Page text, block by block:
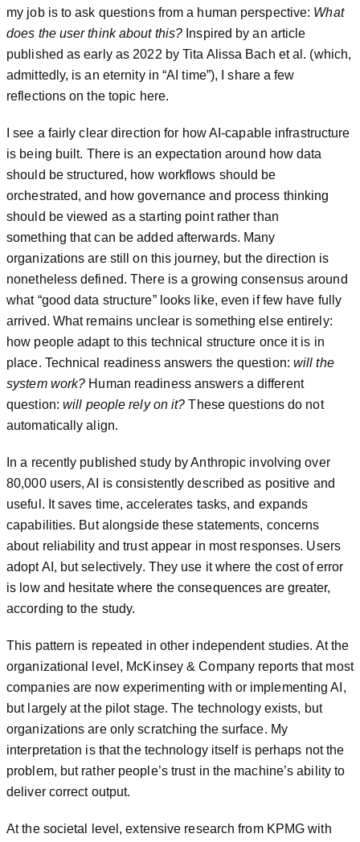
my job is to ask questions from a human perspective: What
does the user think about this? Inspired by an article
published as early as 2022 by Tita Alissa Bach et al. (which,
admittedly, is an eternity in “AI time”), I share a few
reflections on the topic here.
I see a fairly clear direction for how AI-capable infrastructure
is being built. There is an expectation around how data
should be structured, how workflows should be
orchestrated, and how governance and process thinking
should be viewed as a starting point rather than
something that can be added afterwards. Many
organizations are still on this journey, but the direction is
nonetheless defined. There is a growing consensus around
what “good data structure” looks like, even if few have fully
arrived. What remains unclear is something else entirely:
how people adapt to this technical structure once it is in
place. Technical readiness answers the question: will the
system work? Human readiness answers a different
question: will people rely on it? These questions do not
automatically align.
In a recently published study by Anthropic involving over
80,000 users, AI is consistently described as positive and
useful. It saves time, accelerates tasks, and expands
capabilities. But alongside these statements, concerns
about reliability and trust appear in most responses. Users
adopt AI, but selectively. They use it where the cost of error
is low and hesitate where the consequences are greater,
according to the study.
This pattern is repeated in other independent studies. At the
organizational level, McKinsey & Company reports that most
companies are now experimenting with or implementing AI,
but largely at the pilot stage. The technology exists, but
organizations are only scratching the surface. My
interpretation is that the technology itself is perhaps not the
problem, but rather people’s trust in the machine’s ability to
deliver correct output.
At the societal level, extensive research from KPMG with